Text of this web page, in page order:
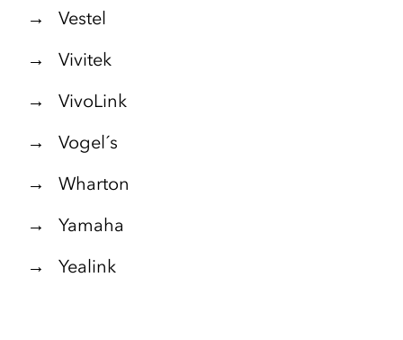
→ Vestel
→ Vivitek
→ VivoLink
→ Vogel´s
→ Wharton
→ Yamaha
→ Yealink